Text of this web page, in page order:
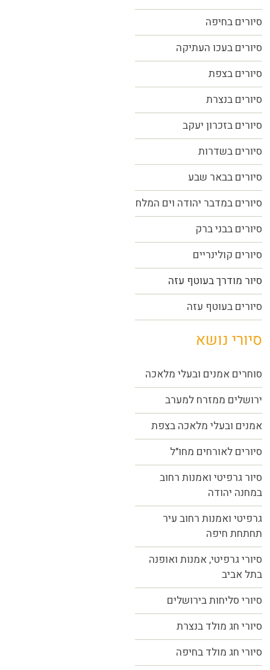
סיורים בחיפה
סיורים בעכו העתיקה
סיורים בצפת
סיורים בנצרת
סיורים בזכרון יעקב
סיורים בשדרות
סיורים בבאר שבע
סיורים במדבר יהודה וים המלח
סיורים בבני ברק
סיורים קולינריים
סיור מודרך בעוטף עזה
סיורים בעוטף עזה
סיורי נושא
סוחרים אמנים ובעלי מלאכה
ירושלים ממזרח למערב
אמנים ובעלי מלאכה בצפת
סיורים לאורחים מחו"ל
סיור גרפיטי ואמנות רחוב
במחנה יהודה
תחתחת חיפה
סיורי גרפיטי, אמנות ואופנה
בתל אביב
סיורי סליחות בירושלים
סיורי חג מולד בנצרת
סיורי חג מולד בחיפה